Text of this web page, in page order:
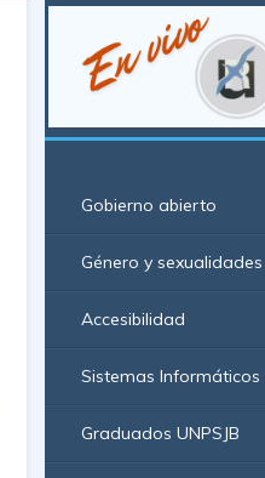
Gobierno abierto
Género y sexualidades
Accesibilidad
Sistemas Informáticos
Graduados UNPSJB